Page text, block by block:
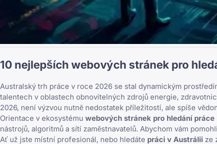
10 nejlepších webových stránek pro
Australský trh práce v roce 2026 se stal dynamickým
talentech v oblastech obnovitelných zdrojů energie,
2026, není výzvou nutně nedostatek příležitostí, ale spíše
Orientace v ekosystému webových stránek pro hledání práce
nástrojů, algoritmů a sítí zaměstnavatelů. Abychom vám
Ať už jste místní profesionál, nebo hledáte práci v Austrálii ze